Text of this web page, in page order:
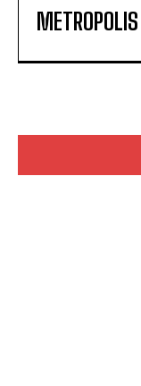
METROPOLIS